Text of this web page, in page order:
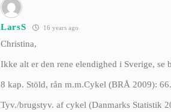
LarsS 16 years ago
Christina,
Ikke alt er den rene elendighed i Sverige, se
8 kap. Stöld, rån m.m.Cykel (BRÅ 2009):
Tyv./brugstyv. af cykel (Danmarks Statistik